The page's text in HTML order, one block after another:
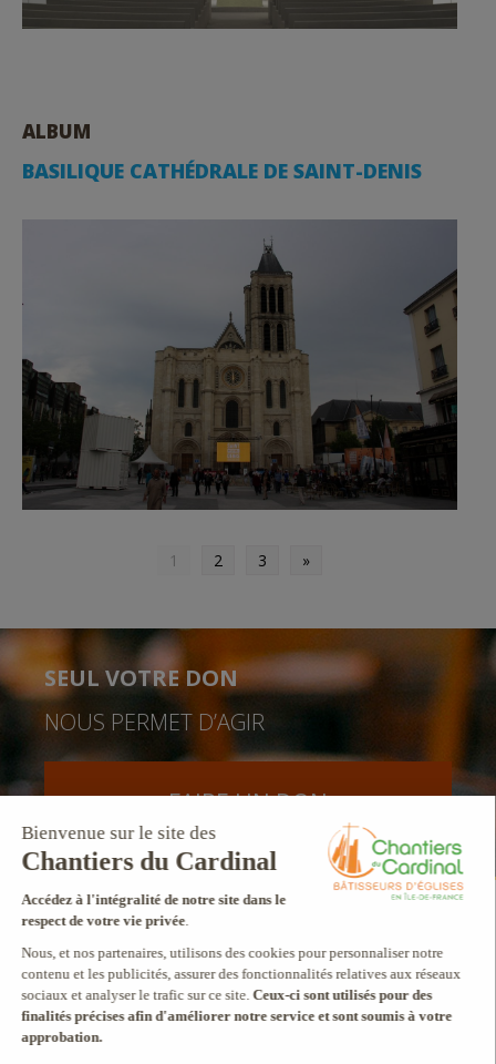
ALBUM
BASILIQUE CATHÉDRALE DE SAINT-DENIS
1 2 3 »
SEUL VOTRE DON
NOUS PERMET D’AGIR
FAIRE UN DON